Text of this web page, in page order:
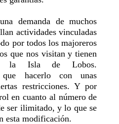
demanda de muchos
actividades vinculadas
por todos los majoreros
que nos visitan y tienen
la Isla de Lobos.
que hacerlo con unas
restricciones. Y por
en cuanto al número de
ser ilimitado, y lo que se
esta modificación.